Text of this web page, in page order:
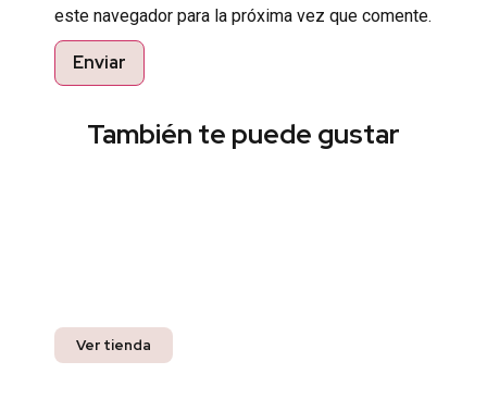
este navegador para la próxima vez que comente.
También te puede gustar
Ver tienda